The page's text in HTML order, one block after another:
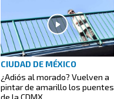
CIUDAD DE MÉXICO
¿Adiós al morado? Vuelven a
pintar de amarillo los puentes
de la CDMX